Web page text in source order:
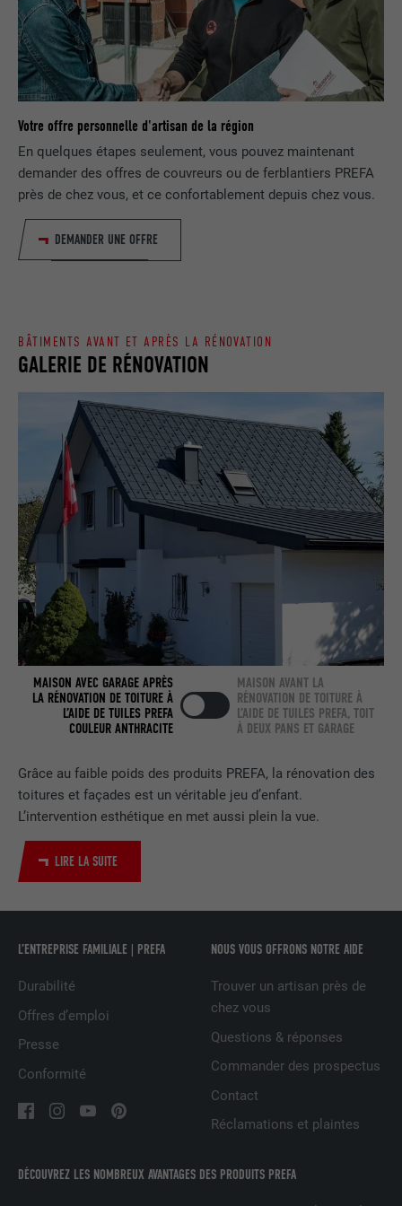
Votre offre personnelle d'artisan de la région
En quelques étapes seulement, vous pouvez maintenant
demander des offres de couvreurs ou de ferblantiers PREFA
près de chez vous, et ce confortablement depuis chez vous.
DEMANDER UNE OFFRE
Grâce au faible poids des produits PREFA, la rénovation des
toitures et façades est un véritable jeu d’enfant.
L’intervention esthétique en met aussi plein la vue.
LIRE LA SUITE
GALERIE DE RÉNOVATION
BÂTIMENTS AVANT ET APRÈS LA RÉNOVATION
MAISON AVEC GARAGE APRÈS
LA RÉNOVATION DE TOITURE À
L’AIDE DE TUILES PREFA
COULEUR ANTHRACITE
MAISON AVANT LA
RÉNOVATION DE TOITURE À
L’AIDE DE TUILES PREFA, TOIT
À DEUX PANS ET GARAGE
DÉCOUVREZ LES NOMBREUX AVANTAGES DES PRODUITS PREFA
L’ENTREPRISE FAMILIALE | PREFA
Durabilité
Offres d’emploi
Presse
Conformité
NOUS VOUS OFFRONS NOTRE AIDE
Trouver un artisan près de
chez vous
Questions & réponses
Commander des prospectus
Contact
Réclamations et plaintes
EXPIRATION 1 jour
Enregistre un identifiant unique utilisé
pour générer des données statistiques
sur la manière dont l'utilisateur utilise le
NOM _gaexp
FOURNISSEUR Google Optimize
UTILITÉ
autorise l'utilisation de cookies. Ne
contient aucun élément d'identification.
SafeSearch doit être activé ou non.
NOM lang
EXPIRATION Session
UTILITÉ
Enregistre la langue choisie par
EXPIRATION Session
UTILITÉ
Utilisé par LinkedIn lorsqu'un site
Internet contient une fenêtre « Suivez-
nous » intégrée.
NOM bcookie
FOURNISSEUR
EXPIRATION
UTILITÉ
Utilisé par le service de réseau social
LinkedIn pour suivre l'utilisation de
services intégrés.
NOM bscookie
EXPIRATION 2 ans
UTILITÉ
EXPIRATION
plusieurs sites Internet afin d'afficher de
la publicité adaptée aux préférences de
NOM lidc